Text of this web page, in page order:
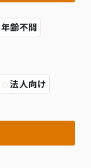
年齢不問
法人向け